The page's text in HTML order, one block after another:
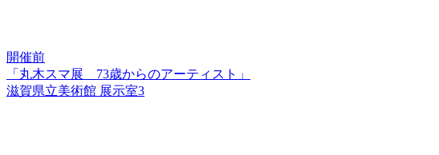
開催前
「丸木スマ展 73歳からのアーティスト」
滋賀県立美術館 展示室3